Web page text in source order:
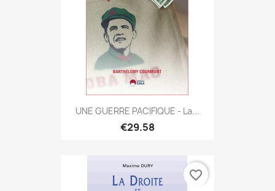
UNE GUERRE PACIFIQUE - La...
€29.58
favorite_border